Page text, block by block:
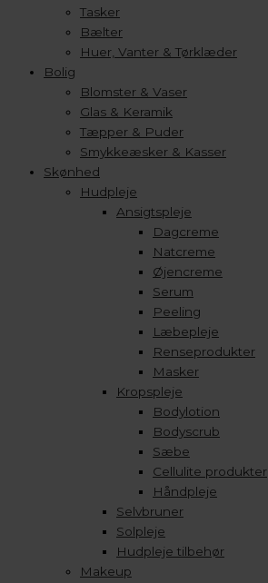
Tasker
Bælter
Huer, Vanter & Tørklæder
Bolig
Blomster & Vaser
Glas & Keramik
Tæpper & Puder
Smykkeæsker & Kasser
Skønhed
Hudpleje
Ansigtspleje
Dagcreme
Natcreme
Øjencreme
Serum
Peeling
Læbepleje
Renseprodukter
Masker
Kropspleje
Bodylotion
Bodyscrub
Sæbe
Cellulite produkter
Håndpleje
Selvbruner
Solpleje
Hudpleje tilbehør
Makeup